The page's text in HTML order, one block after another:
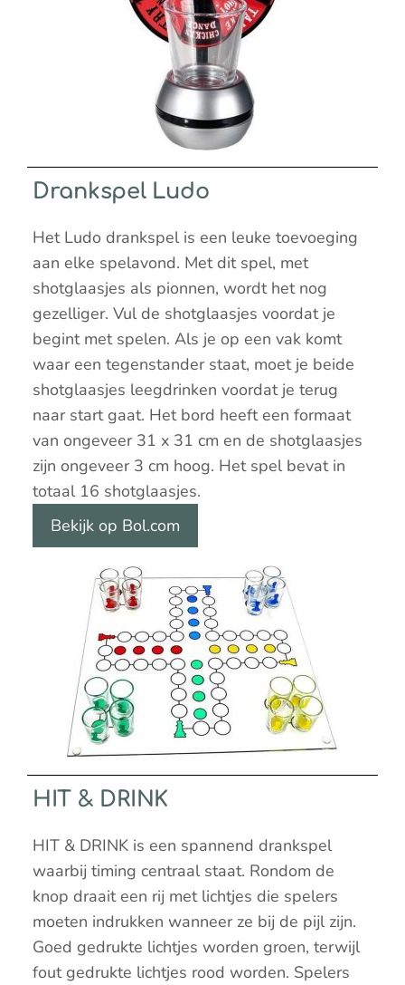
Drankspel Ludo
Het Ludo drankspel is een leuke toevoeging
aan elke spelavond. Met dit spel, met
shotglaasjes als pionnen, wordt het nog
gezelliger. Vul de shotglaasjes voordat je
begint met spelen. Als je op een vak komt
waar een tegenstander staat, moet je beide
shotglaasjes leegdrinken voordat je terug
naar start gaat. Het bord heeft een formaat
van ongeveer 31 x 31 cm en de shotglaasjes
zijn ongeveer 3 cm hoog. Het spel bevat in
totaal 16 shotglaasjes.
Bekijk op Bol.com
HIT & DRINK
HIT & DRINK is een spannend drankspel
waarbij timing centraal staat. Rondom de
knop draait een rij met lichtjes die spelers
moeten indrukken wanneer ze bij de pijl zijn.
Goed gedrukte lichtjes worden groen, terwijl
fout gedrukte lichtjes rood worden. Spelers